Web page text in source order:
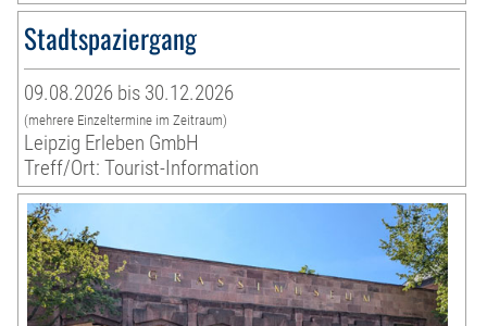
Stadtspaziergang
09.08.2026 bis 30.12.2026
(mehrere Einzeltermine im Zeitraum)
Leipzig Erleben GmbH
Treff/Ort: Tourist-Information